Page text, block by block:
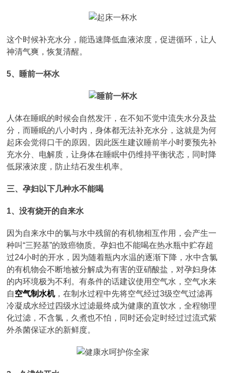
这个时候补充水分，能迅速降低血液浓度，促进循环，让人
神清气爽，恢复清醒。
5、睡前一杯水
人体在睡眠的时候会自然发汗，在不知不觉中流失水分及盐
分，而睡眠的八小时内，身体都无法补充水分，这就是为何
起床会觉得口干的原因。因此医生建议睡前半小时要预先补
充水分、电解质，让身体在睡眠中仍维持平衡状态，同时降
低尿液浓度，防止结石发生机率。
三、孕妇以下几种水不能喝
1、没有烧开的自来水
因为自来水中的氯与水中残留的有机物相互作用，会产生一
种叫“三羟基”的致癌物质。孕妇也不能喝在热水瓶中贮存超
过24小时的开水，因为随着瓶内水温的逐渐下降，水中含氯
的有机物会不断地被分解成为有害的亚硝酸盐，对孕妇身体
的内环境极为不利。有条件的话建议使用空气水，空气水来
自空气制水机，在制水过程中先将空气经过3级空气过滤再
冷凝成水经过四级水过滤最终成为健康的直饮水，全程物理
化过滤，不含氯，久煮也不怕，同时还会定时经过过流式紫
外杀菌保证水的新鲜度。